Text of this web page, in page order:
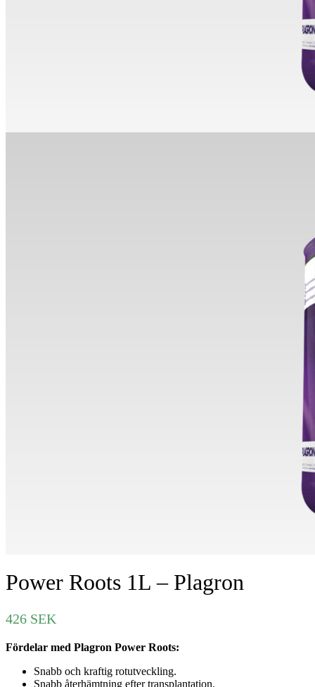
Power Roots 1L – Plagron
426 SEK
Fördelar med Plagron Power Roots:
Snabb och kraftig rotutveckling.
Snabb återhämtning efter transplantation.